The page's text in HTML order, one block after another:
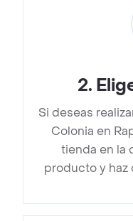
2.
Si deseas
Colonia en
tienda en la
producto y haz